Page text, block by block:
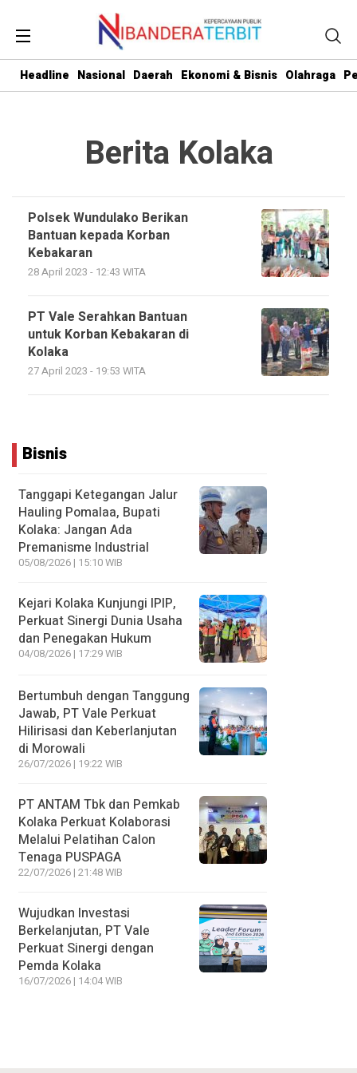
Headline Nasional Daerah Ekonomi & Bisnis Olahraga
Berita Kolaka
Polsek Wundulako Berikan
Bantuan kepada Korban
Kebakaran
28 April 2023 - 12:43 WITA
PT Vale Serahkan Bantuan
untuk Korban Kebakaran di
Kolaka
27 April 2023 - 19:53 WITA
Bisnis
Tanggapi Ketegangan Jalur
Hauling Pomalaa, Bupati
Kolaka: Jangan Ada
Premanisme Industrial
05/08/2026 | 15:10 WIB
Kejari Kolaka Kunjungi IPIP,
Perkuat Sinergi Dunia Usaha
dan Penegakan Hukum
04/08/2026 | 17:29 WIB
Bertumbuh dengan Tanggung
Jawab, PT Vale Perkuat
Hilirisasi dan Keberlanjutan
di Morowali
26/07/2026 | 19:22 WIB
PT ANTAM Tbk dan Pemkab
Kolaka Perkuat Kolaborasi
Melalui Pelatihan Calon
Tenaga PUSPAGA
22/07/2026 | 21:48 WIB
Wujudkan Investasi
Berkelanjutan, PT Vale
Perkuat Sinergi dengan
Pemda Kolaka
16/07/2026 | 14:04 WIB